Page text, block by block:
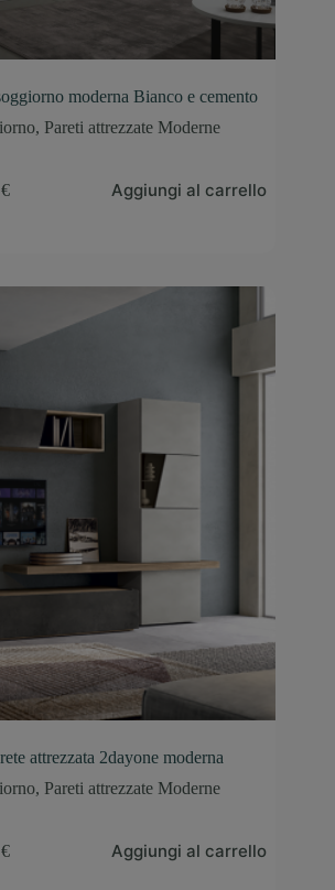
moderna Bianco e cemento
, Pareti attrezzate Moderne
€ Aggiungi al carrello
attrezzata 2dayone moderna
, Pareti attrezzate Moderne
€ Aggiungi al carrello